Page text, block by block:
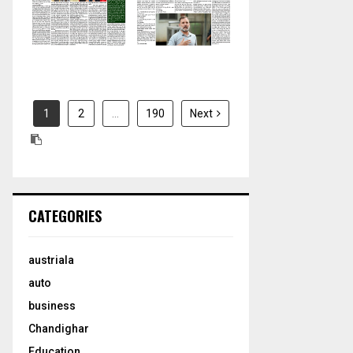
2026
2026
1 2 190 Next
CATEGORIES
austriala
auto
business
Chandighar